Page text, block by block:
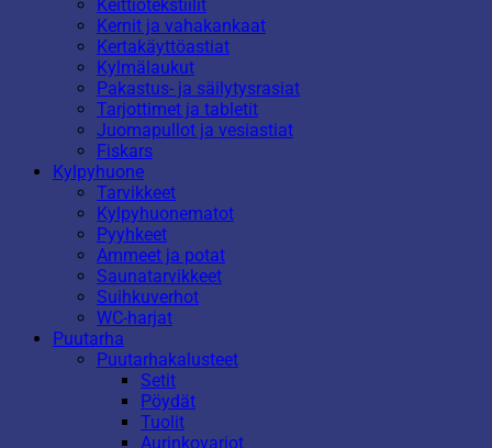
Keittiötekstiilit
Kernit ja vahakankaat
Kertakäyttöastiat
Kylmälaukut
Pakastus- ja säilytysrasiat
Tarjottimet ja tabletit
Juomapullot ja vesiastiat
Fiskars
Kylpyhuone
Tarvikkeet
Kylpyhuonematot
Pyyhkeet
Ammeet ja potat
Saunatarvikkeet
Suihkuverhot
WC-harjat
Puutarha
Puutarhakalusteet
Setit
Pöydät
Tuolit
Aurinkovarjot